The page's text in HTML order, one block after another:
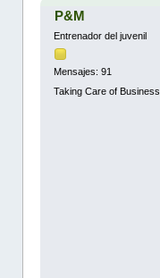
P&M
Entrenador del juvenil
Mensajes: 91
Taking Care of Business